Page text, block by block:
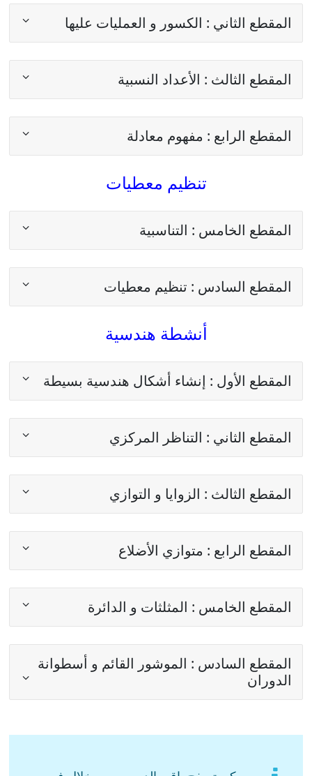
المقطع الثاني : الكسور و العمليات عليها
المقطع الثالث : الأعداد النسبية
المقطع الرابع : مفهوم معادلة
تنظيم معطيات
المقطع الخامس : التناسبية
المقطع السادس : تنظيم معطيات
أنشطة هندسية
المقطع الأول : إنشاء أشكال هندسية بسيطة
المقطع الثاني : التناظر المركزي
المقطع الثالث : الزوايا و التوازي
المقطع الرابع : متوازي الأضلاع
المقطع الخامس : المثلثات و الدائرة
المقطع السادس : الموشور القائم و أسطوانة
الدوران